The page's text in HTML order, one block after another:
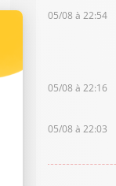
05/08 à 22:54
05/08 à 22:16
05/08 à 22:03